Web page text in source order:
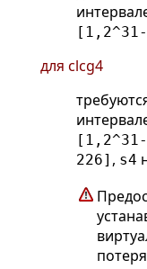
для clcg4
226] , s4